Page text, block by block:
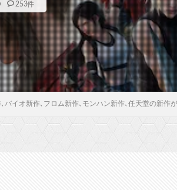
253件
､バイオ新作､フロム新作､モンハン新作､任天堂の新作